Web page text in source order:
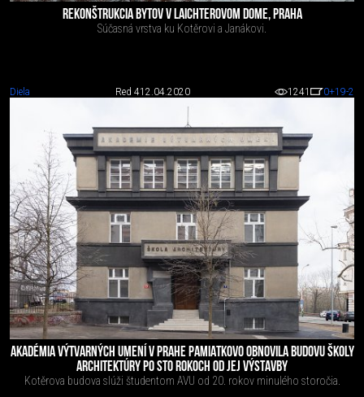
REKONŠTRUKCIA BYTOV V LAICHTEROVOM DOME, PRAHA
Súčasná vrstva ku Kotěrovi a Janákovi.
Diela Red 412.04.2020 1241 0+19-2
AKADÉMIA VÝTVARNÝCH UMENÍ V PRAHE PAMIATKOVO OBNOVILA BUDOVU ŠKOLY
ARCHITEKTÚRY PO STO ROKOCH OD JEJ VÝSTAVBY
Kotěrova budova slúži študentom AVU od 20. rokov minulého storočia.